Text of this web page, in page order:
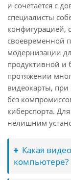
и сочетается с
специалисты
конфигурацией,
своевременной
модернизации
продуктивной и
протяжении
видеокарты,
без
киберспорта.
нелишним
Какая
компьютере?